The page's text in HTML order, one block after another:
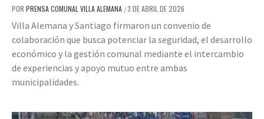
POR PRENSA COMUNAL VILLA ALEMANA /3 DE ABRIL DE 2026
Villa Alemana y Santiago firmaron un convenio de
colaboración que busca potenciar la seguridad, el desarrollo
económico y la gestión comunal mediante el intercambio
de experiencias y apoyo mutuo entre ambas
municipalidades.